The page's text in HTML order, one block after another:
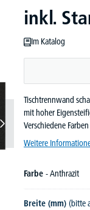
inkl.
Im Katalog
Tischtrennwand
mit hoher
Verschiedene
Weitere
Farbe - Anthrazit
Breite (mm) (bitte